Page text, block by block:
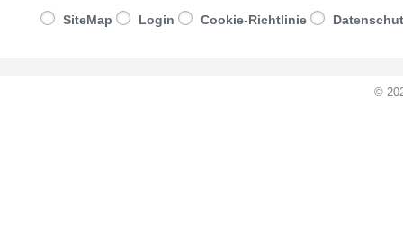
SiteMap Login Cookie-Richtlinie
©